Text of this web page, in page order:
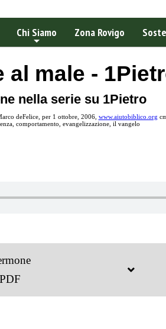
Chi Siamo Zona Rovigo
male -
nella serie su 1Pietro
deFelice, per 1 ottobre, 2006, www.aiutobiblico.org
comportamento, evangelizzazione, il vangelo